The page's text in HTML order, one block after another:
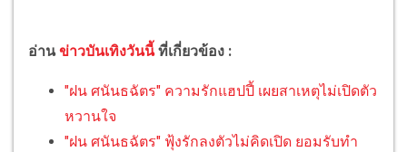
อ่านข่าวบันเทิงวันนี้ ที่เกี่ยวข้อง :
"ฝน ศนันธฉัตร" ความรักแฮปปี้ เผยสาเหตุไม่เปิดตัว
หวานใจ
"ฝน ศนันธฉัตร" ฟุ้งรักลงตัวไม่คิดเปิด ยอมรับทำ